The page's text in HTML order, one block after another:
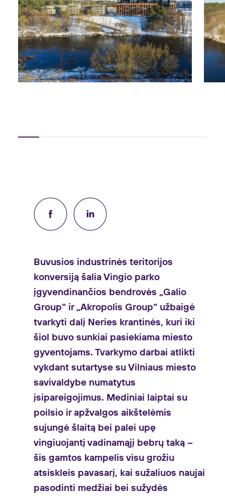
Buvusios industrinės teritorijos
konversiją šalia Vingio parko
įgyvendinančios bendrovės „Galio
Group“ ir „Akropolis Group“ užbaigė
tvarkyti dalį Neries krantinės, kuri iki
šiol buvo sunkiai pasiekiama miesto
gyventojams. Tvarkymo darbai atlikti
vykdant sutartyse su Vilniaus miesto
savivaldybe numatytus
įsipareigojimus. Mediniai laiptai su
poilsio ir apžvalgos aikštelėmis
sujungė šlaitą bei palei upę
vingiuojantį vadinamąjį bebrų taką –
šis gamtos kampelis visu grožiu
atsiskleis pavasarį, kai sužaliuos naujai
pasodinti medžiai bei sužydės